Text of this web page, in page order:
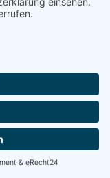
Residenz